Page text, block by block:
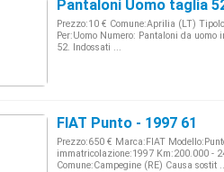
Pantaloni Uomo taglia
Prezzo:10 € Comune:Aprilia (LT)
Per:Uomo Numero: Pantaloni da uomo
52. Indossati ...
FIAT Punto - 1997 61
Prezzo:650 € Marca:FIAT
immatricolazione:1997 Km:200.000 -
Comune:Campegine (RE) Causa sostit